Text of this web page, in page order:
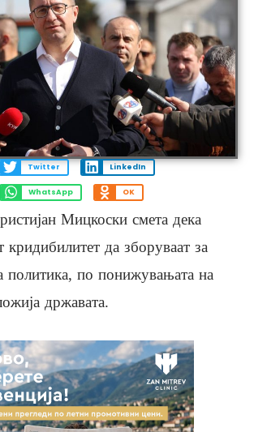
Twitter LinkedIn
WhatsApp OK
Мицкоски смета дека
да зборуваат за
политика, по понижувањата на
државата.